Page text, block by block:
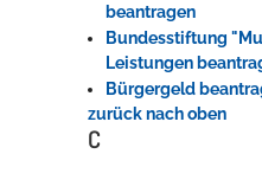
beantragen
Bundesstiftung
Leistungen
Bürgergeld
zurück nach oben
C